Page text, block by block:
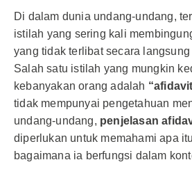
Di dalam dunia undang-undang,
istilah yang sering kali
yang tidak terlibat secara
Salah satu istilah yang mungkin
kebanyakan orang adalah
tidak mempunyai pengetahuan
undang-undang, penjelasan
diperlukan untuk memahami apa
bagaimana ia berfungsi dalam